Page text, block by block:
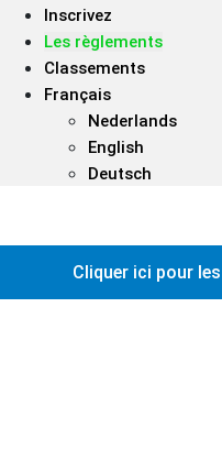
Inscrivez
Les règlements
Classements
Français
Nederlands
English
Deutsch
Cliquer ici pour